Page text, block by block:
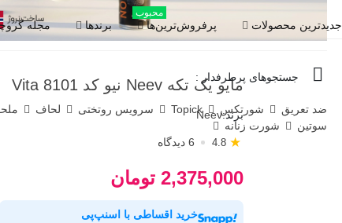
جستجوهای پرطرفدار :
ضد تعریق شورتکس Topick سرویس روتختی لحاف
سوتین
شورت زنانه
جدیدترین محصولات پرفروش‌ترین‌ها
محبوب
برندها مجله
مایو یک تکه Neev نیو کد Vita 8101
برند:Neev
4.8 ★ 6 دیدگاه
2,375,000 تومان
خرید اقساطی با اسنپ‌پی